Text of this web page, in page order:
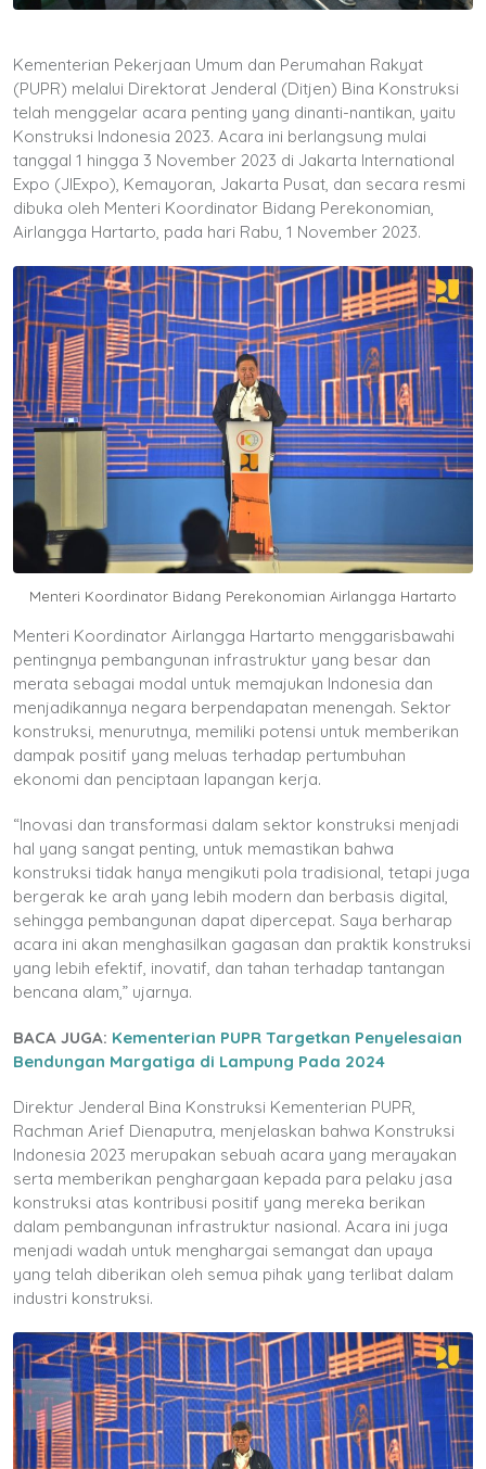
Kementerian Pekerjaan Umum dan Perumahan Rakyat
(PUPR) melalui Direktorat Jenderal (Ditjen) Bina Konstruksi
telah menggelar acara penting yang dinanti-nantikan, yaitu
Konstruksi Indonesia 2023. Acara ini berlangsung mulai
tanggal 1 hingga 3 November 2023 di Jakarta International
Expo (JIExpo), Kemayoran, Jakarta Pusat, dan secara resmi
dibuka oleh Menteri Koordinator Bidang Perekonomian,
Airlangga Hartarto, pada hari Rabu, 1 November 2023.
Menteri Koordinator Bidang Perekonomian Airlangga Hartarto
Menteri Koordinator Airlangga Hartarto menggarisbawahi
pentingnya pembangunan infrastruktur yang besar dan
merata sebagai modal untuk memajukan Indonesia dan
menjadikannya negara berpendapatan menengah. Sektor
konstruksi, menurutnya, memiliki potensi untuk memberikan
dampak positif yang meluas terhadap pertumbuhan
ekonomi dan penciptaan lapangan kerja.
“Inovasi dan transformasi dalam sektor konstruksi menjadi
hal yang sangat penting, untuk memastikan bahwa
konstruksi tidak hanya mengikuti pola tradisional, tetapi juga
bergerak ke arah yang lebih modern dan berbasis digital,
sehingga pembangunan dapat dipercepat. Saya berharap
acara ini akan menghasilkan gagasan dan praktik konstruksi
yang lebih efektif, inovatif, dan tahan terhadap tantangan
bencana alam,” ujarnya.
BACA JUGA: Kementerian PUPR Targetkan Penyelesaian
Bendungan Margatiga di Lampung Pada 2024
Direktur Jenderal Bina Konstruksi Kementerian PUPR,
Rachman Arief Dienaputra, menjelaskan bahwa Konstruksi
Indonesia 2023 merupakan sebuah acara yang merayakan
serta memberikan penghargaan kepada para pelaku jasa
konstruksi atas kontribusi positif yang mereka berikan
dalam pembangunan infrastruktur nasional. Acara ini juga
menjadi wadah untuk menghargai semangat dan upaya
yang telah diberikan oleh semua pihak yang terlibat dalam
industri konstruksi.